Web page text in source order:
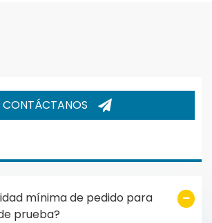
CONTÁCTANOS
mínima de pedido para
prueba?